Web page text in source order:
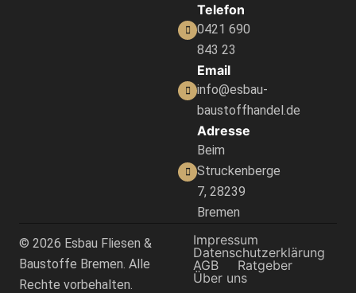
Telefon
0421 690
843 23
Email
info@esbau-
baustoffhandel.de
Adresse
Beim
Struckenberge
7, 28239
Bremen
© 2026 Esbau Fliesen &
Baustoffe Bremen. Alle
Rechte vorbehalten.
Impressum
Datenschutzerklärung
AGB
Ratgeber
Über uns